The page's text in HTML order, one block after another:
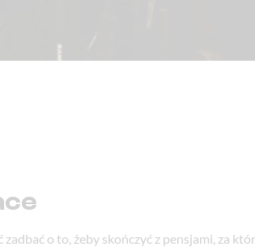
o to, żeby skończyć z pensjami, za